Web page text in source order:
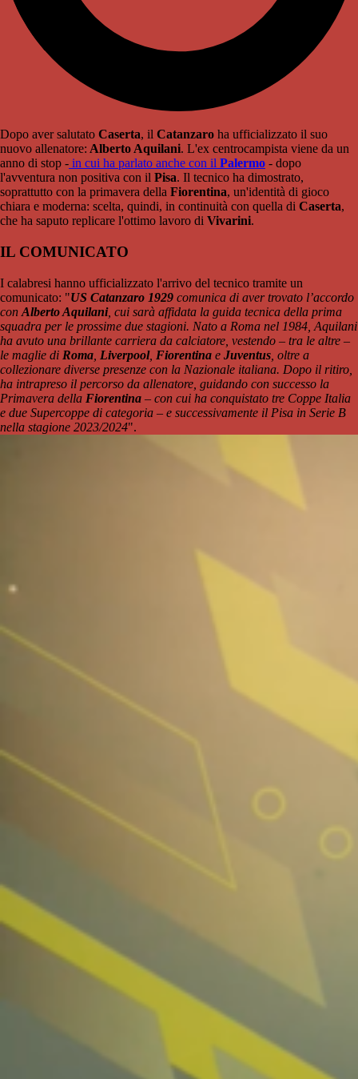
Dopo aver salutato Caserta, il Catanzaro ha ufficializzato il suo
nuovo allenatore: Alberto Aquilani. L'ex centrocampista viene da un
anno di stop - in cui ha parlato anche con il Palermo - dopo
l'avventura non positiva con il Pisa. Il tecnico ha dimostrato,
soprattutto con la primavera della Fiorentina, un'identità di gioco
chiara e moderna: scelta, quindi, in continuità con quella di Caserta,
che ha saputo replicare l'ottimo lavoro di Vivarini.
IL COMUNICATO
I calabresi hanno ufficializzato l'arrivo del tecnico tramite un
comunicato: "US Catanzaro 1929 comunica di aver trovato l’accordo
con Alberto Aquilani, cui sarà affidata la guida tecnica della prima
squadra per le prossime due stagioni. Nato a Roma nel 1984, Aquilani
ha avuto una brillante carriera da calciatore, vestendo – tra le altre –
le maglie di Roma Liverpool, Fiorentina e Juventus , oltre a
collezionare diverse presenze con la Nazionale italiana. Dopo il ritiro,
ha intrapreso il percorso da allenatore, guidando con successo la
Primavera della Fiorentina – con cui ha conquistato tre Coppe Italia
e due Supercoppe di categoria – e successivamente il Pisa in Serie B
nella stagione 2023/2024".